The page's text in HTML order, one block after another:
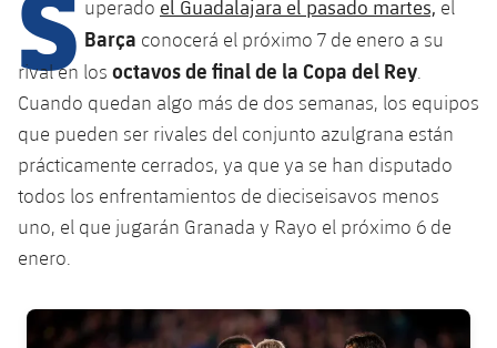
plusicon
más
Instalaciones
Spotify Camp Nou
Estadi Johan Cruyff
SUB13
SUB12
SUB11 B
SUB10 B
SUB13 B
SUB12 C
SUB11 C
Gameday Shows
Resultados
Clasificación
Fotos
Base
Barça Atlètic
Junior
Cadete A
Cadete B
Infantil B
Campus Verano
PLUSICON
MÁS
Primer Equipo
plusicon
más
Actualidad
Calendario
Barça Atlètic
plusicon
más
Actualidad
PLUSICON
MÁS
uperado el Guadalajara el pasado martes, el
Barça conocerá el próximo 7 de enero a su
rival en los octavos de final de la Copa del Rey
Cuando quedan algo más de dos semanas, los equipos
que pueden ser rivales del conjunto azulgrana están
prácticamente cerrados, ya que ya se han disputado
todos los enfrentamientos de dieciseisavos menos
uno, el que jugarán Granada y Rayo el próximo 6 de
enero.
FC Barcelona club badge